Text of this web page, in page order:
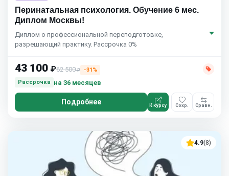
Перинатальная психология. Обучение 6 мес.
Диплом Москвы!
Диплом о профессиональной переподготовке,
разрешающий практику. Рассрочка 0%
43 100 ₽62 500₽
−31%
Рассрочка
на 36 месяцев
Подробнее К курсу Сохр. Сравн.
4.9(8)